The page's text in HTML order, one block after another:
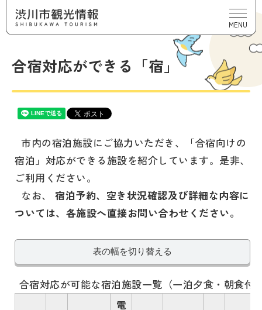
MENU
合宿対応ができる「宿」
市内の宿泊施設にご協力いただき、「合宿向けの
宿泊」対応ができる施設を紹介しています。是非、
ご利用ください。
なお、宿泊予約、空き状況確認及び詳細な内容に
ついては、各施設へ直接お問い合わせください。
表の幅を切り替える
合宿対応が可能な宿泊施設一覧（一泊夕食・朝食付
電